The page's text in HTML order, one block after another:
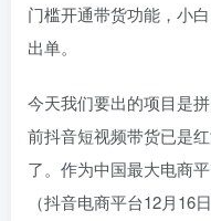
门槛开通带货功能，小
出单。
今天我们要出的项目是
前抖音短视频带货已是
了。作为中国最大电商
（抖音电商平台12月16